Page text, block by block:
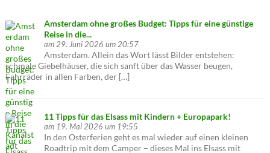
Amsterdam ohne großes Budget: Tipps für eine günstige
Reise in die...
am 29. Juni 2026 um 20:57
Amsterdam. Allein das Wort lässt Bilder entstehen:
schmale Giebelhäuser, die sich sanft über das Wasser beugen,
Fahrräder in allen Farben, der […]
11 Tipps für das Elsass mit Kindern + Europapark!
am 19. Mai 2026 um 19:55
In den Osterferien geht es mal wieder auf einen kleinen
Roadtrip mit dem Camper – dieses Mal ins Elsass mit